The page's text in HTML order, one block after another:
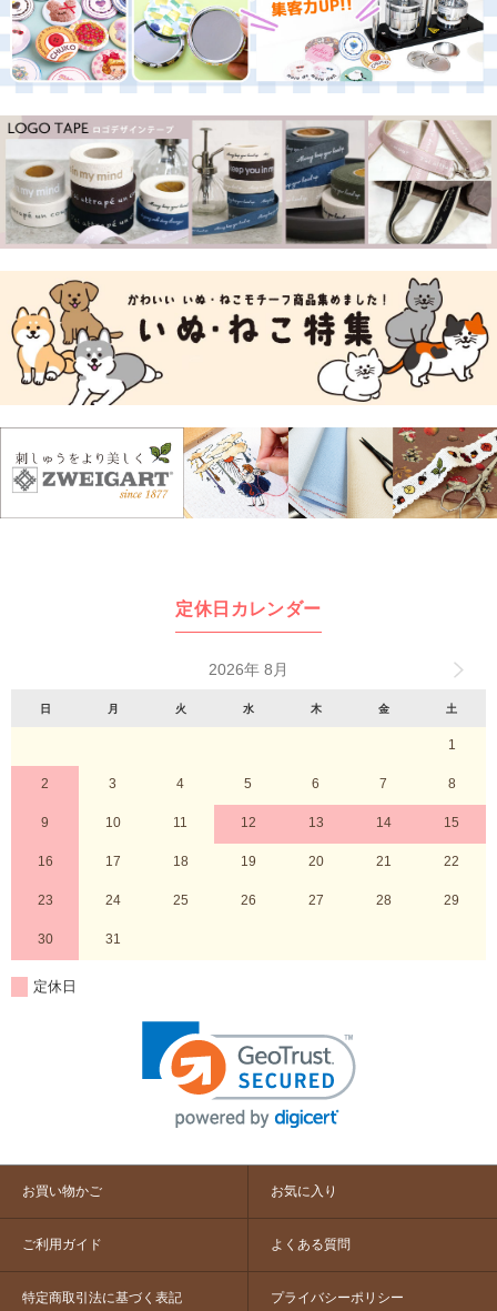
定休日カレンダー
2026年 8月
日 月 火 水 木 金 土
1
2 3 4 5 6 7 8
9 10 11 12 13 14 15
16 17 18 19 20 21 22
23 24 25 26 27 28 29
30 31
定休日
お買い物かご お気に入り
ご利用ガイド よくある質問
特定商取引法に基づく表記 プライバシーポリシー